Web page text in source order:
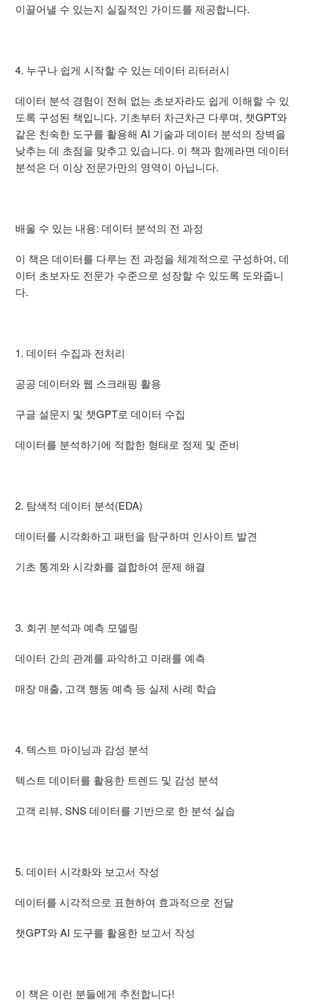
이끌어낼 수 있는지 실질적인 가이드를 제공합니다.
4. 누구나 쉽게 시작할 수 있는 데이터 리터러시
데이터 분석 경험이 전혀 없는 초보자라도 쉽게 이해할 수 있
도록 구성된 책입니다. 기초부터 차근차근 다루며, 챗GPT와
같은 친숙한 도구를 활용해 AI 기술과 데이터 분석의 장벽을
낮추는 데 초점을 맞추고 있습니다. 이 책과 함께라면 데이터
분석은 더 이상 전문가만의 영역이 아닙니다.
배울 수 있는 내용: 데이터 분석의 전 과정
이 책은 데이터를 다루는 전 과정을 체계적으로 구성하여, 데
이터 초보자도 전문가 수준으로 성장할 수 있도록 도와줍니
다.
1. 데이터 수집과 전처리
공공 데이터와 웹 스크래핑 활용
구글 설문지 및 챗GPT로 데이터 수집
데이터를 분석하기에 적합한 형태로 정제 및 준비
2. 탐색적 데이터 분석(EDA)
데이터를 시각화하고 패턴을 탐구하며 인사이트 발견
기초 통계와 시각화를 결합하여 문제 해결
3. 회귀 분석과 예측 모델링
데이터 간의 관계를 파악하고 미래를 예측
매장 매출, 고객 행동 예측 등 실제 사례 학습
4. 텍스트 마이닝과 감성 분석
텍스트 데이터를 활용한 트렌드 및 감성 분석
고객 리뷰, SNS 데이터를 기반으로 한 분석 실습
5. 데이터 시각화와 보고서 작성
데이터를 시각적으로 표현하여 효과적으로 전달
챗GPT와 AI 도구를 활용한 보고서 작성
이 책은 이런 분들에게 추천합니다!